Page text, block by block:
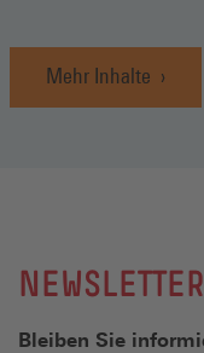
Mehr Inhalte
Bleiben Sie